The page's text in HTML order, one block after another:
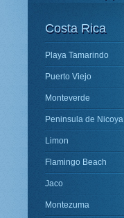
Costa Rica
Playa Tamarindo
Puerto Viejo
Monteverde
Peninsula de Nicoya
Limon
Flamingo Beach
Jaco
Montezuma